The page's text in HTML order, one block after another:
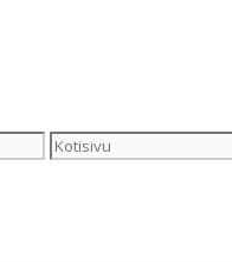
Kotisivu